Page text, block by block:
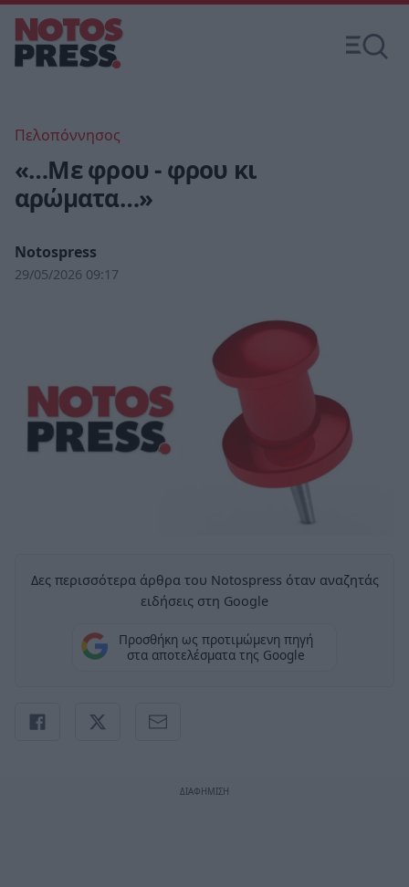
Πελοπόννησος
«…Με φρου - φρου κι
αρώματα…»
Notospress
29/05/2026 09:17
Δες περισσότερα άρθρα του Notospress όταν αναζητάς
ειδήσεις στη Google
Προσθήκη ως προτιμώμενη πηγή
στα αποτελέσματα της Google